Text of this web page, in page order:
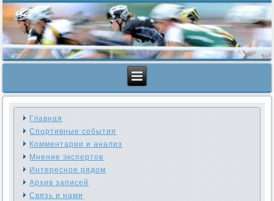
Главная
Спортивные события
Комментарии и анализ
Мнение экспертов
Интересное рядом
Архив записей
Связь и нами